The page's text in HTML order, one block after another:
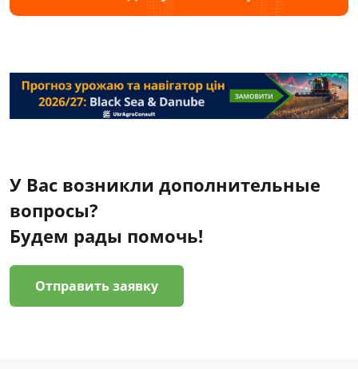
У Вас возникли дополнительные
вопросы?
Будем рады помочь!
Отправить заявку